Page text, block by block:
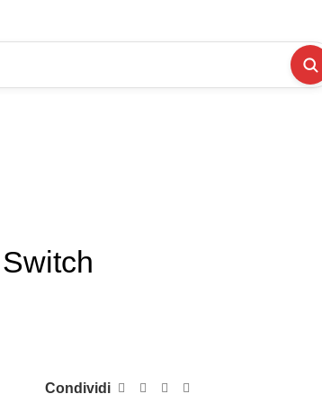
Condividi